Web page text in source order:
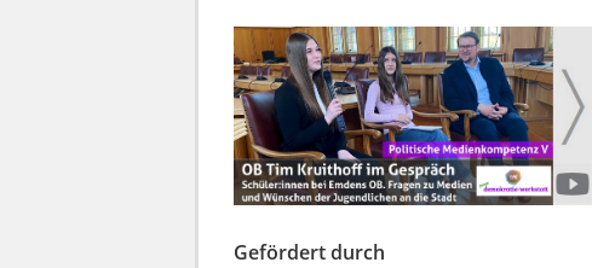
Gefördert durch